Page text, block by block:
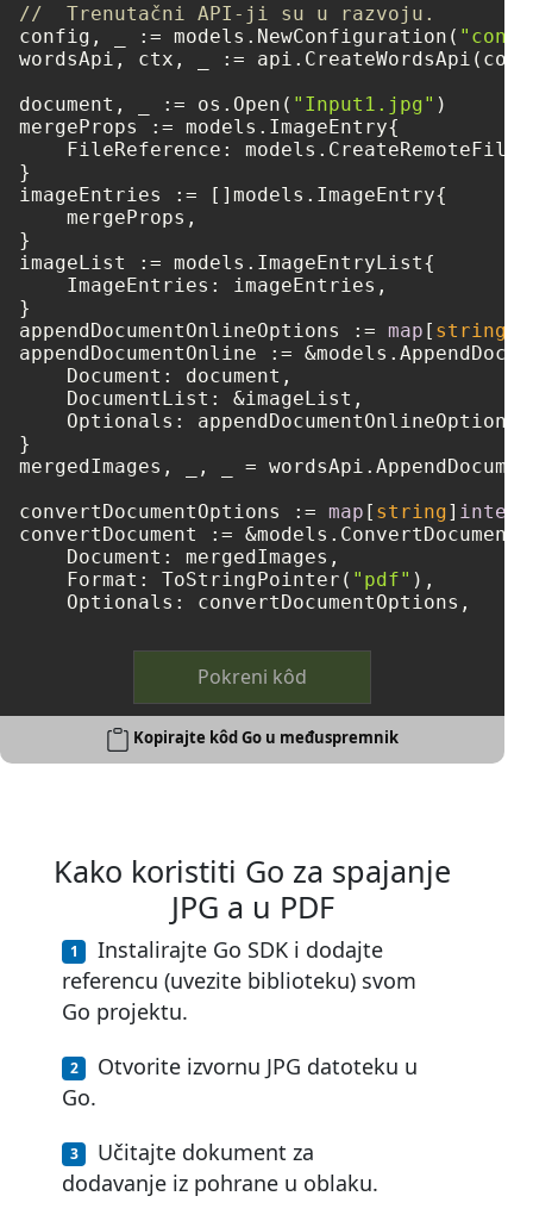
//  Trenutačni API-ji su u razvoju.
config, _ := models.NewConfiguration(
wordsApi, ctx, _ :=
document, _ := os.Open( "Input1.jpg" )
mergeProps := models.ImageEntry{
FileReference:
}
imageEntries := []models.ImageEntry{
    mergeProps,
}
imageList := models.ImageEntryList{
    ImageEntries: imageEntries,
}
appendDocumentOnlineOptions := map [ string
appendDocumentOnline :=
    Document: document,
    DocumentList: &imageList,
    Optionals: appendDocumentOnlineOptions,
}
mergedImages, _, _ =
convertDocumentOptions := map [ string]
convertDocument :=
    Document: mergedImages,
    Format: ToStringPointer(
"pdf" ),
Pokreni kôd
Kopirajte kôd Go u međuspremnik
Kako koristiti Go za spajanje
JPG a u PDF
Instalirajte Go SDK i dodajte
referencu (uvezite biblioteku) svom
Go projektu.
Otvorite izvornu JPG datoteku u
Go.
Učitajte dokument za
dodavanje iz pohrane u oblaku.